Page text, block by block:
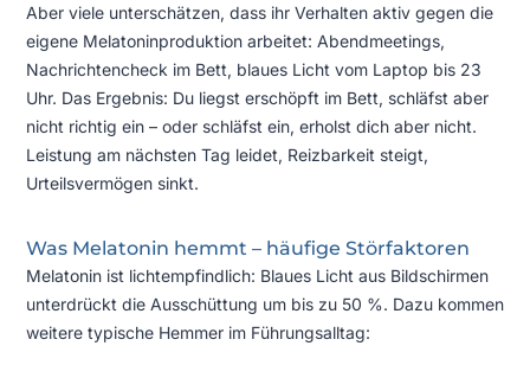
Aber viele unterschätzen, dass ihr Verhalten aktiv gegen die
eigene Melatoninproduktion arbeitet: Abendmeetings,
Nachrichtencheck im Bett, blaues Licht vom Laptop bis 23
Uhr. Das Ergebnis: Du liegst erschöpft im Bett, schläfst aber
nicht richtig ein – oder schläfst ein, erholst dich aber nicht.
Leistung am nächsten Tag leidet, Reizbarkeit steigt,
Urteilsvermögen sinkt.
Was Melatonin hemmt – häufige Störfaktoren
Melatonin ist lichtempfindlich: Blaues Licht aus Bildschirmen
unterdrückt die Ausschüttung um bis zu 50 %. Dazu kommen
weitere typische Hemmer im Führungsalltag: